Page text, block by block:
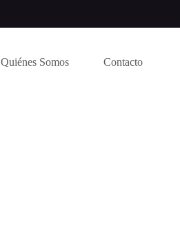
Quiénes Somos Contacto